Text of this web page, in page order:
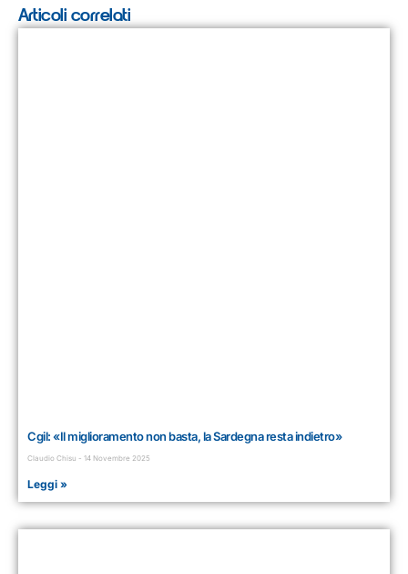
Articoli correlati
Cgil: «Il miglioramento non basta, la Sardegna resta indietro»
Claudio Chisu 14 Novembre 2025
Leggi »